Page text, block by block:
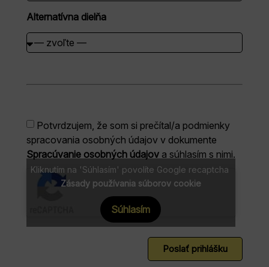
Alternatívna dielňa
Potvrdzujem, že som si prečítal/a podmienky
spracovania osobných údajov v dokumente
Spracúvanie osobných údajova súhlasím s nimi.
Kliknutím na 'Súhlasím' povolíte Google recaptcha
Zásady používania súborov cookie
Súhlasím
Poslať prihlášku